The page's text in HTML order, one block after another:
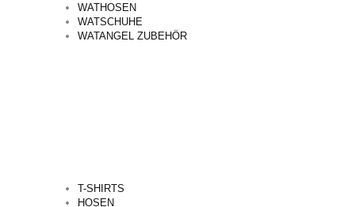
WATHOSEN
WATSCHUHE
WATANGEL ZUBEHÖR
T-SHIRTS
HOSEN